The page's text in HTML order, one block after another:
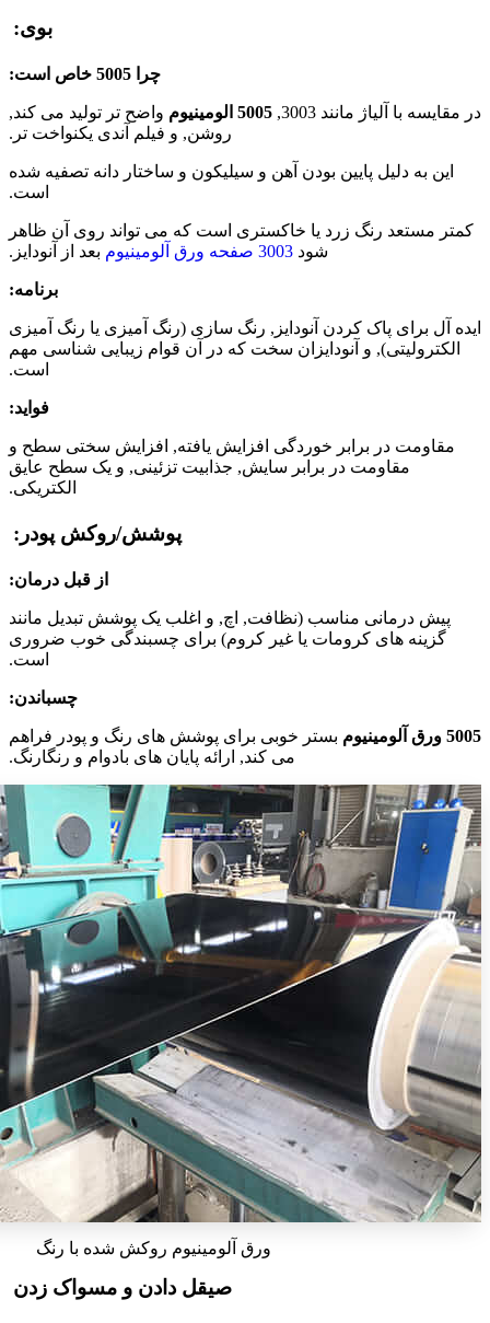
بوی:
چرا 5005 خاص است:
در مقایسه با آلیاژ مانند 3003, 5005 الومینیوم
واضح تر تولید می کند,
روشن, و فیلم آندی یکنواخت تر.
این به دلیل پایین بودن آهن و سیلیکون و ساختار دانه تصفیه شده
است.
کمتر مستعد رنگ زرد یا خاکستری است که می تواند روی آن ظاهر
شود 3003 صفحه ورق آلومینیوم بعد از آنودایز.
برنامه:
ایده آل برای پاک کردن آنودایز, رنگ سازی (رنگ آمیزی یا رنگ آمیزی
الکترولیتی), و آنودایزان سخت که در آن قوام زیبایی شناسی مهم
است.
فواید:
مقاومت در برابر خوردگی افزایش یافته, افزایش سختی سطح و
مقاومت در برابر سایش, جذابیت تزئینی, و یک سطح عایق
الکتریکی.
پوشش/روکش پودر:
از قبل درمان:
پیش درمانی مناسب (نظافت, اچ, و اغلب یک پوشش تبدیل مانند
گزینه های کرومات یا غیر کروم) برای چسبندگی خوب ضروری
است.
چسباندن:
5005 ورق آلومینیوم
بستر خوبی برای پوشش های رنگ و پودر فراهم
می کند, ارائه پایان های بادوام و رنگارنگ.
ورق آلومینیوم روکش شده با رنگ
صیقل دادن و مسواک زدن